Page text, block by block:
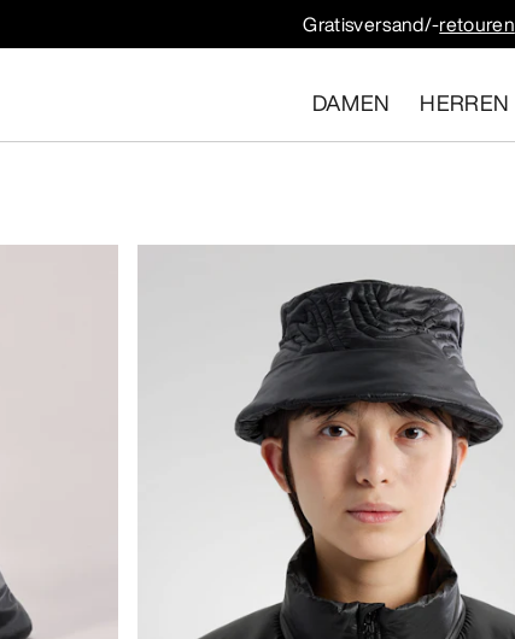
Gratisversand/-retouren
DAMEN HERREN